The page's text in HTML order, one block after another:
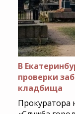
В
проверки
кладбища
Прокуратора